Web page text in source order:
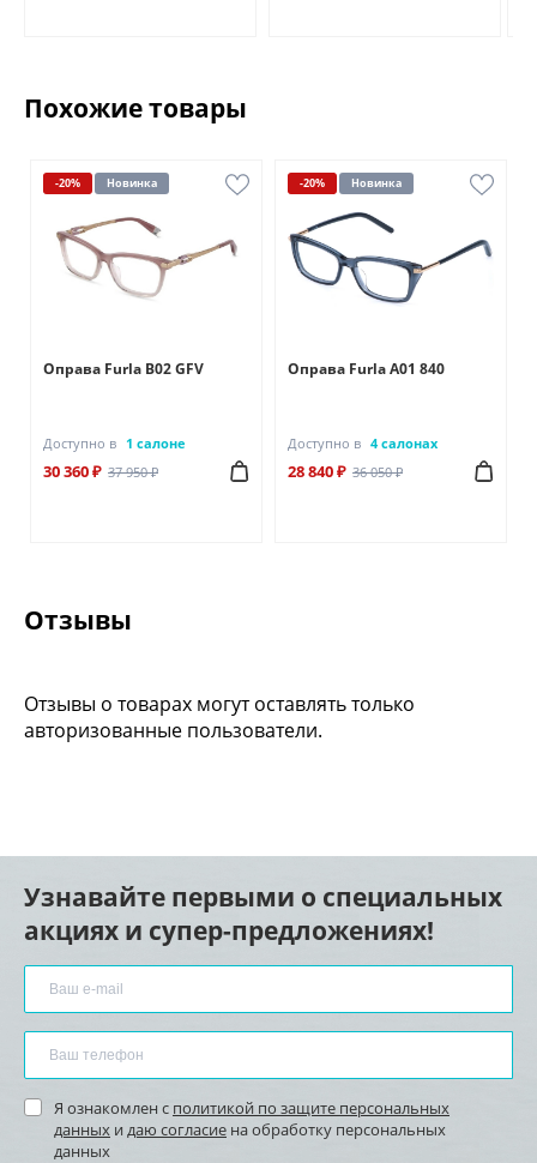
Похожие товары
-20% Новинка
Оправа Furla B02 GFV
Доступно в 1 салоне
30 360 ₽ 37 950 ₽
-20% Новинка
Оправа Furla A01 840
Доступно в 4 салонах
28 840 ₽ 36 050 ₽
Отзывы
Отзывы о товарах могут оставлять только
авторизованные пользователи.
Узнавайте первыми о специальных
акциях и супер-предложениях!
Я ознакомлен с политикой по защите персональных
данных и даю согласие на обработку персональных
данных